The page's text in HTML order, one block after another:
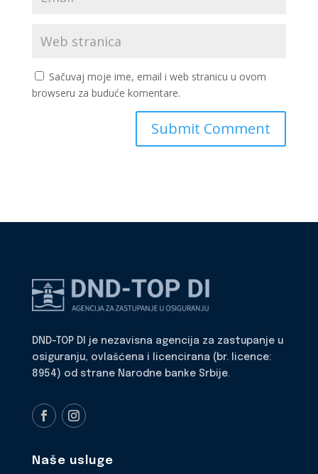
Sačuvaj moje ime, email i web stranicu u ovom
browseru za buduće komentare.
DND-TOP DI je nezavisna agencija za zastupanje u
osiguranju, ovlašćena i licencirana (br. licence:
8954) od strane Narodne banke Srbije.
Naše usluge